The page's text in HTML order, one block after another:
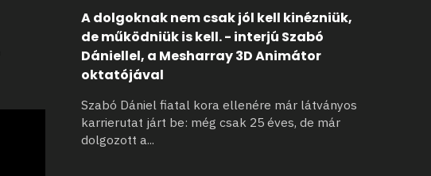
A dolgoknak nem csak jól kell kinézniük,
de működniük is kell. - interjú Szabó
Dániellel, a Mesharray 3D Animátor
oktatójával
Szabó Dániel fiatal kora ellenére már látványos
karrierutat járt be: mégcsak 25 éves, de már
dolgozott a...